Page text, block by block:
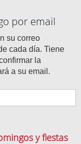
por email
su correo
cada día. Tiene
la
a su email.
y fiestas